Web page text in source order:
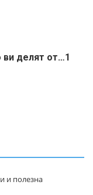
ви делят от…1
и полезна